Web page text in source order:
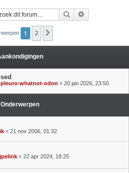
Zoek
1 2
whatnot-odon « 20 jan 2026, 23:50
Onderwerpen
« 21 nov 2006, 01:32
« 22 apr 2024, 18:25